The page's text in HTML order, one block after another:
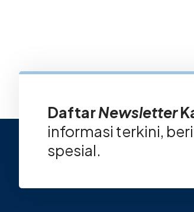
DaftarNewsletter
informasi terkini,
spesial.